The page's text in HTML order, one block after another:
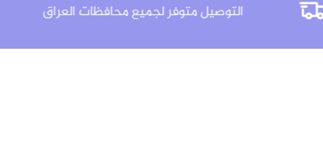
التوصيل متوفر لجميع